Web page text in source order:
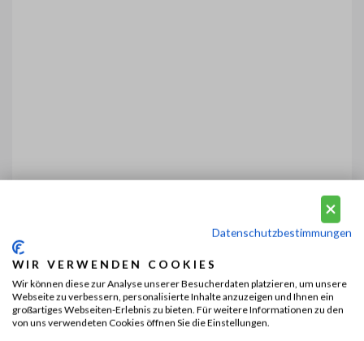
Datenschutzbestimmungen
WIR VERWENDEN COOKIES
Wir können diese zur Analyse unserer Besucherdaten platzieren, um unsere
Webseite zu verbessern, personalisierte Inhalte anzuzeigen und Ihnen ein
großartiges Webseiten-Erlebnis zu bieten. Für weitere Informationen zu den
von uns verwendeten Cookies öffnen Sie die Einstellungen.